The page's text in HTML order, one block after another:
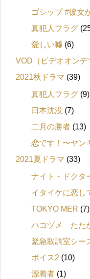
ゴシップ #彼女
真犯人フラグ
愛しい噓 (6)
VOD（ビデオオンデ
2021秋ドラマ (39)
真犯人フラグ (9)
日本沈没 (7)
二月の勝者 (13)
恋です！〜ヤン
2021夏ドラマ (33)
ナイト・ドクタ
イタイケに恋し
TOKYO MER (7)
ハコヅメ たた
緊急取調室シー
ボイス2 (10)
漂着者 (1)